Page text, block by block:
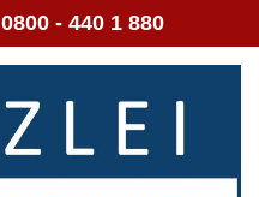
0800 - 440 1 880